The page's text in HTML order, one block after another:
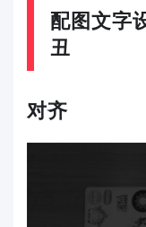
配图文字
丑
对齐